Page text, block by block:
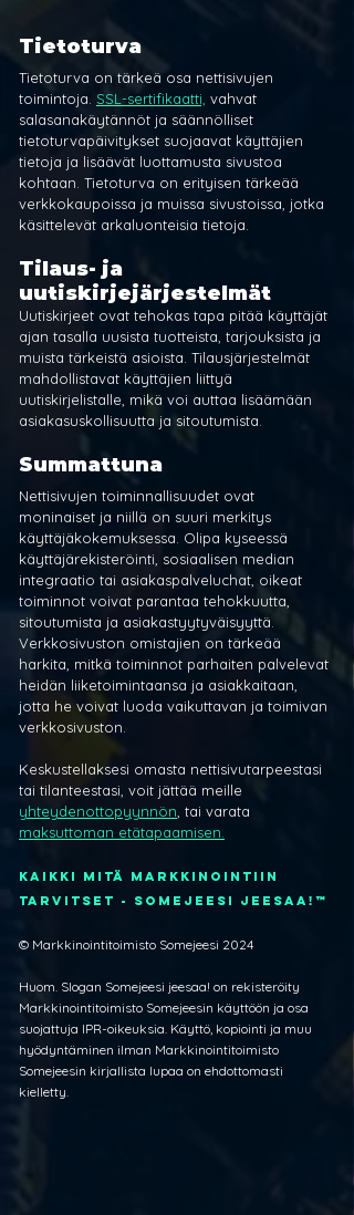
Tietoturva
Tietoturva on tärkeä osa nettisivujen
toimintoja. SSL-sertifikaatti, vahvat
salasanakäytännöt ja säännölliset
tietoturvapäivitykset suojaavat käyttäjien
tietoja ja lisäävät luottamusta sivustoa
kohtaan. Tietoturva on erityisen tärkeää
verkkokaupoissa ja muissa sivustoissa, jotka
käsittelevät arkaluonteisia tietoja.
Tilaus- ja
uutiskirjejärjestelmät
Uutiskirjeet ovat tehokas tapa pitää käyttäjät
ajan tasalla uusista tuotteista, tarjouksista ja
muista tärkeistä asioista. Tilausjärjestelmät
mahdollistavat käyttäjien liittyä
uutiskirjelistalle, mikä voi auttaa lisäämään
asiakasuskollisuutta ja sitoutumista.
Summattuna
Nettisivujen toiminnallisuudet ovat
moninaiset ja niillä on suuri merkitys
käyttäjäkokemuksessa. Olipa kyseessä
käyttäjärekisteröinti, sosiaalisen median
integraatio tai asiakaspalveluchat, oikeat
toiminnot voivat parantaa tehokkuutta,
sitoutumista ja asiakastyytyväisyyttä.
Verkkosivuston omistajien on tärkeää
harkita, mitkä toiminnot parhaiten palvelevat
heidän liiketoimintaansa ja asiakkaitaan,
jotta he voivat luoda vaikuttavan ja toimivan
verkkosivuston.
Keskustellaksesi omasta nettisivutarpeestasi
tai tilanteestasi, voit jättää meille
yhteydenottopyynnön, tai varata
maksuttoman etätapaamisen.
Kaikki mitä markkinointiin
tarvitset - Somejeesi jeesaa!™
© Markkinointitoimisto Somejeesi 2024
Huom. Slogan Somejeesi jeesaa! on rekisteröity
Markkinointitoimisto Somejeesin käyttöön ja osa
suojattuja IPR-oikeuksia. Käyttö, kopiointi ja muu
hyödyntäminen ilman Markkinointitoimisto
Somejeesin kirjallista lupaa on ehdottomasti
kielletty.